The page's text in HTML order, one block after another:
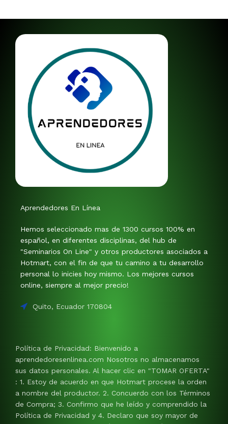
Aprendedores En Línea
Hemos seleccionado mas de 1300 cursos 100% en
español, en diferentes disciplinas, del hub de
"Seminarios On Line" y otros productores asociados a
Hotmart, con el fin de que tu camino a tu desarrollo
personal lo inicies hoy mismo. Los mejores cursos
online, siempre al mejor precio!
Quito, Ecuador 170804
Política de Privacidad: Bienvenido a
aprendedoresenlinea.com Nosotros no almacenamos
sus datos personales. Al hacer clic en "TOMAR OFERTA"
: 1. Estoy de acuerdo en que Hotmart procese la orden
a nombre del productor. 2. Concuerdo con los Términos
de Compra; 3. Confirmo que he leído y comprendido la
Política de Privacidad y 4. Declaro que soy mayor de